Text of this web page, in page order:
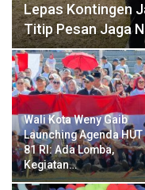
Lepas Kontingen
Titip Pesan Jaga
Wali Kota Weny Gaib
Launching Agenda
81 RI: Ada Lomba,
Kegiatan…